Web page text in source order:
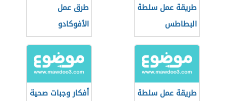
طريقة عمل سلطة
البطاطس
طرق عمل
الأفوكادو
طريقة عمل سلطة
أفكار وجبات صحية